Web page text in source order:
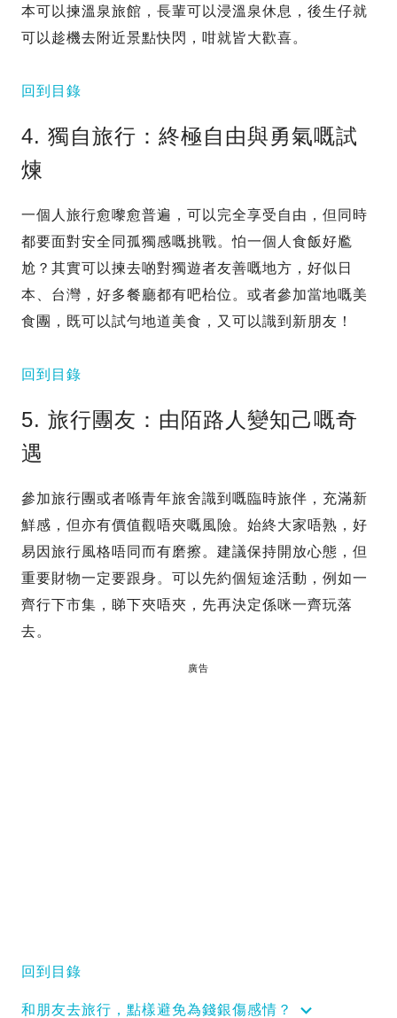
本可以揀溫泉旅館，長輩可以浸溫泉休息，後生仔就
可以趁機去附近景點快閃，咁就皆大歡喜。
回到目錄
4. 獨自旅行：終極自由與勇氣嘅試
煉
一個人旅行愈嚟愈普遍，可以完全享受自由，但同時
都要面對安全同孤獨感嘅挑戰。怕一個人食飯好尷
尬？其實可以揀去啲對獨遊者友善嘅地方，好似日
本、台灣，好多餐廳都有吧枱位。或者參加當地嘅美
食團，既可以試勻地道美食，又可以識到新朋友！
回到目錄
5. 旅行團友：由陌路人變知己嘅奇
遇
參加旅行團或者喺青年旅舍識到嘅臨時旅伴，充滿新
鮮感，但亦有價值觀唔夾嘅風險。始終大家唔熟，好
易因旅行風格唔同而有磨擦。建議保持開放心態，但
重要財物一定要跟身。可以先約個短途活動，例如一
齊行下市集，睇下夾唔夾，先再決定係咪一齊玩落
去。
廣告
回到目錄
和朋友去旅行，點樣避免為錢銀傷感情？